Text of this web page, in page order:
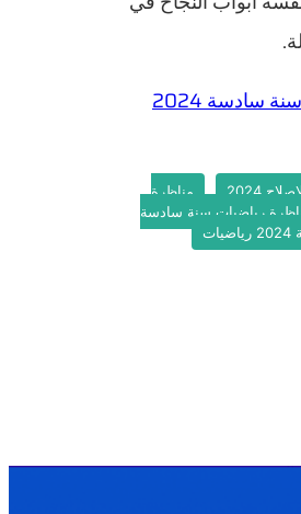
مناظرة سنة سادسة 2024
2024
مناظرة
رياضيات سنة سادسة